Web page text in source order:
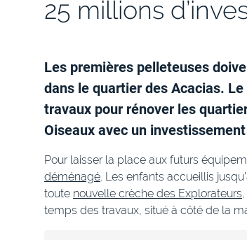
25 millions
Les premières pelleteuses
dans le quartier des Acacias.
travaux pour rénover les
Oiseaux avec un
Pour laisser la place aux futurs
déménagé. Les enfants accueillis
toute nouvelle crèche des Explorateurs
temps des travaux, situé à côté de la